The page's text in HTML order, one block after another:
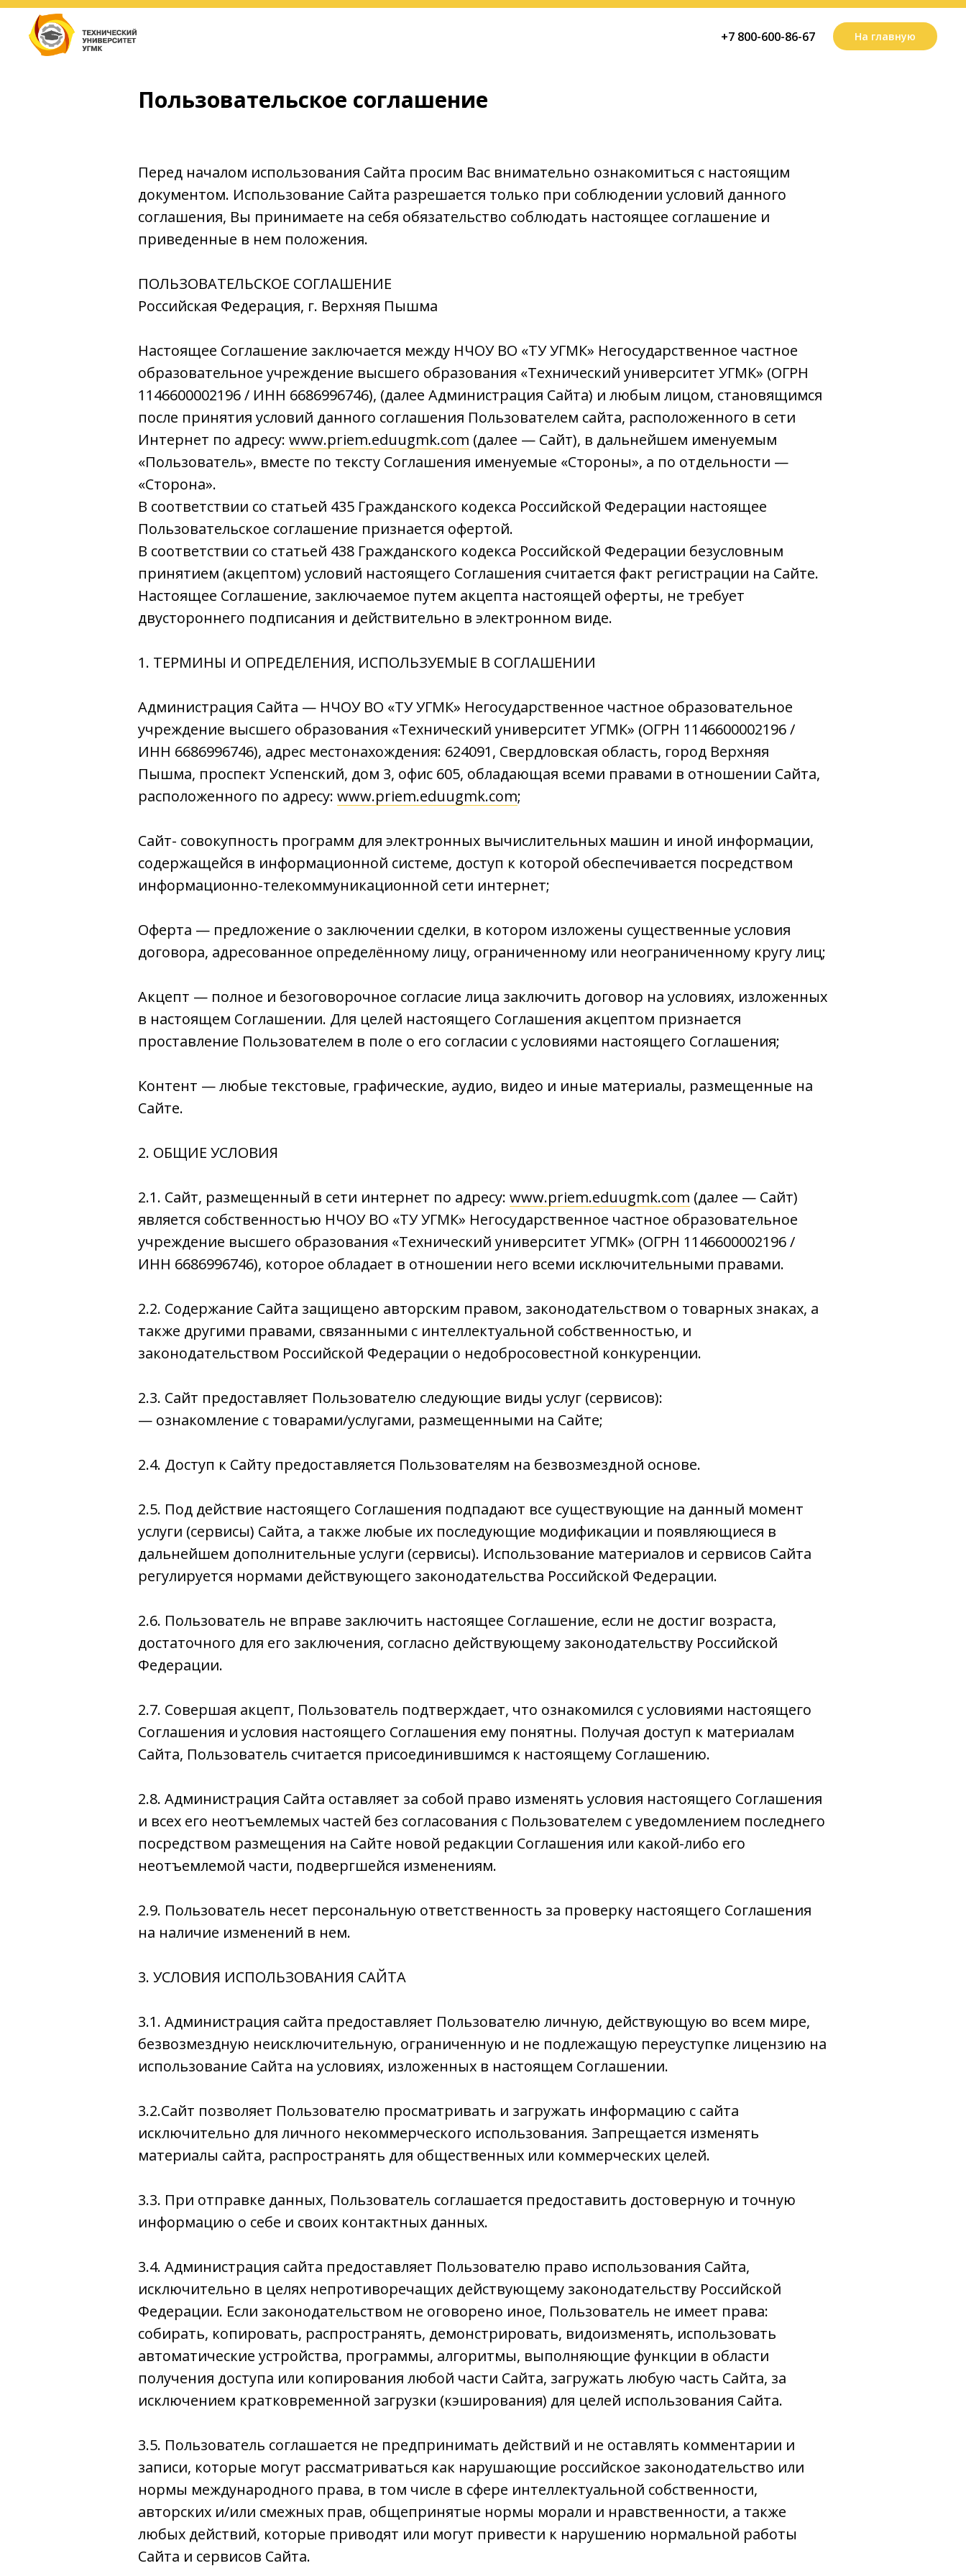
+7 800-600-86-67 На главную
Пользовательское соглашение
Перед началом использования Сайта просим Вас внимательно ознакомиться с настоящим
документом. Использование Сайта разрешается только при соблюдении условий данного
соглашения, Вы принимаете на себя обязательство соблюдать настоящее соглашение и
приведенные в нем положения.
ПОЛЬЗОВАТЕЛЬСКОЕ СОГЛАШЕНИЕ
Российская Федерация, г. Верхняя Пышма
Настоящее Соглашение заключается между НЧОУ ВО «ТУ УГМК» Негосударственное частное
образовательное учреждение высшего образования «Технический университет УГМК» (ОГРН
1146600002196 / ИНН 6686996746), (далее Администрация Сайта) и любым лицом, становящимся
после принятия условий данного соглашения Пользователем сайта, расположенного в сети
Интернет по адресу: www.priem.eduugmk.com (далее — Сайт), в дальнейшем именуемым
«Пользователь», вместе по тексту Соглашения именуемые «Стороны», а по отдельности —
«Сторона».
В соответствии со статьей 435 Гражданского кодекса Российской Федерации настоящее
Пользовательское соглашение признается офертой.
В соответствии со статьей 438 Гражданского кодекса Российской Федерации безусловным
принятием (акцептом) условий настоящего Соглашения считается факт регистрации на Сайте.
Настоящее Соглашение, заключаемое путем акцепта настоящей оферты, не требует
двустороннего подписания и действительно в электронном виде.
1. ТЕРМИНЫ И ОПРЕДЕЛЕНИЯ, ИСПОЛЬЗУЕМЫЕ В СОГЛАШЕНИИ
Администрация Сайта — НЧОУ ВО «ТУ УГМК» Негосударственное частное образовательное
учреждение высшего образования «Технический университет УГМК» (ОГРН 1146600002196 /
ИНН 6686996746), адрес местонахождения: 624091, Свердловская область, город Верхняя
Пышма, проспект Успенский, дом 3, офис 605, обладающая всеми правами в отношении Сайта,
расположенного по адресу: www.priem.eduugmk.com;
Сайт- совокупность программ для электронных вычислительных машин и иной информации,
содержащейся в информационной системе, доступ к которой обеспечивается посредством
информационно-телекоммуникационной сети интернет;
Оферта — предложение о заключении сделки, в котором изложены существенные условия
договора, адресованное определённому лицу, ограниченному или неограниченному кругу лиц;
Акцепт — полное и безоговорочное согласие лица заключить договор на условиях, изложенных
в настоящем Соглашении. Для целей настоящего Соглашения акцептом признается
проставление Пользователем в поле о его согласии с условиями настоящего Соглашения;
Контент — любые текстовые, графические, аудио, видео и иные материалы, размещенные на
Сайте.
2. ОБЩИЕ УСЛОВИЯ
2.1. Сайт, размещенный в сети интернет по адресу: www.priem.eduugmk.com (далее — Сайт)
является собственностью НЧОУ ВО «ТУ УГМК» Негосударственное частное образовательное
учреждение высшего образования «Технический университет УГМК» (ОГРН 1146600002196 /
ИНН 6686996746), которое обладает в отношении него всеми исключительными правами.
2.2. Содержание Сайта защищено авторским правом, законодательством о товарных знаках, а
также другими правами, связанными с интеллектуальной собственностью, и
законодательством Российской Федерации о недобросовестной конкуренции.
2.3. Сайт предоставляет Пользователю следующие виды услуг (сервисов):
— ознакомление с товарами/услугами, размещенными на Сайте;
2.4. Доступ к Сайту предоставляется Пользователям на безвозмездной основе.
2.5. Под действие настоящего Соглашения подпадают все существующие на данный момент
услуги (сервисы) Сайта, а также любые их последующие модификации и появляющиеся в
дальнейшем дополнительные услуги (сервисы). Использование материалов и сервисов Сайта
регулируется нормами действующего законодательства Российской Федерации.
2.6. Пользователь не вправе заключить настоящее Соглашение, если не достиг возраста,
достаточного для его заключения, согласно действующему законодательству Российской
Федерации.
2.7. Совершая акцепт, Пользователь подтверждает, что ознакомился с условиями настоящего
Соглашения и условия настоящего Соглашения ему понятны. Получая доступ к материалам
Сайта, Пользователь считается присоединившимся к настоящему Соглашению.
2.8. Администрация Сайта оставляет за собой право изменять условия настоящего Соглашения
и всех его неотъемлемых частей без согласования с Пользователем с уведомлением последнего
посредством размещения на Сайте новой редакции Соглашения или какой-либо его
неотъемлемой части, подвергшейся изменениям.
2.9. Пользователь несет персональную ответственность за проверку настоящего Соглашения
на наличие изменений в нем.
3. УСЛОВИЯ ИСПОЛЬЗОВАНИЯ САЙТА
3.1. Администрация сайта предоставляет Пользователю личную, действующую во всем мире,
безвозмездную неисключительную, ограниченную и не подлежащую переуступке лицензию на
использование Сайта на условиях, изложенных в настоящем Соглашении.
3.2.Сайт позволяет Пользователю просматривать и загружать информацию с сайта
исключительно для личного некоммерческого использования. Запрещается изменять
материалы сайта, распространять для общественных или коммерческих целей.
3.3. При отправке данных, Пользователь соглашается предоставить достоверную и точную
информацию о себе и своих контактных данных.
3.4. Администрация сайта предоставляет Пользователю право использования Сайта,
исключительно в целях непротиворечащих действующему законодательству Российской
Федерации. Если законодательством не оговорено иное, Пользователь не имеет права:
собирать, копировать, распространять, демонстрировать, видоизменять, использовать
автоматические устройства, программы, алгоритмы, выполняющие функции в области
получения доступа или копирования любой части Сайта, загружать любую часть Сайта, за
исключением кратковременной загрузки (кэширования) для целей использования Сайта.
3.5. Пользователь соглашается не предпринимать действий и не оставлять комментарии и
записи, которые могут рассматриваться как нарушающие российское законодательство или
нормы международного права, в том числе в сфере интеллектуальной собственности,
авторских и/или смежных прав, общепринятые нормы морали и нравственности, а также
любых действий, которые приводят или могут привести к нарушению нормальной работы
Сайта и сервисов Сайта.